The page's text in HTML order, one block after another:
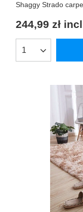
Shaggy Strado
244,99 zł